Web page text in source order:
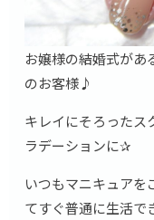
お嬢様の結婚式があ
のお客様♪
キレイにそろったス
ラデーションに✰
いつもマニキュアを
てすぐ普通に生活で